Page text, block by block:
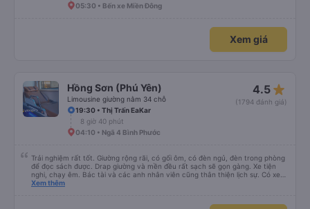
05:30 • Bến xe Miền Đông
Xem giá
Hồng Sơn (Phú Yên)
Limousine giường nằm 34 chỗ
4.5 star_rate
(1794 đánh giá)
19:30 • Thị Trấn EaKar
8 giờ 40 phút
04:10 • Ngã 4 Bình Phước
Trải nghiệm rất tốt. Giường rộng rãi, có gối ôm, có đèn ngủ, đèn trong phòng
để đọc sách được. Drap giường và mền đều rất sạch sẽ gọn gàng. Xe tiện
nghi, chạy êm. Bác tài và các anh nhân viên cũng thân thiện lịch sự. Có xe
trung chuyển về nội thành thành phố tuy hoà rất tiện. Giá vé hợp lý. Nói
Xem thêm